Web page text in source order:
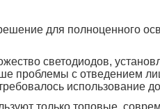
для полноценного
светодиодов,
проблемы с отведением
использование
только топовые,